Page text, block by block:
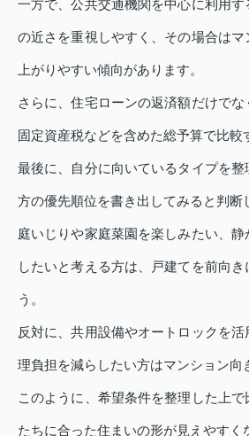
一方で、公共交通機関を中心に利用
の近さを重視しやすく、その場合はマ
上がりやすい傾向があります。
さらに、住宅ローンの返済額だけでな
固定資産税などを含めた総予算で比較
最後に、自分に向いているタイプを整
方の優先順位を書き出してみると判断
庭いじりや家庭菜園を楽しみたい、
したいと考える方は、戸建てを前向き
う。
反対に、共用設備やオートロックを
理負担を減らしたい方はマンション向
このように、希望条件を整理した上
たちに合った住まいの形が見えやすく